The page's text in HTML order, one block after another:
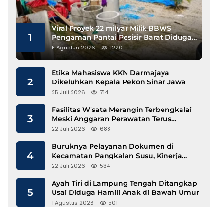
1
Viral Proyek 22 milyar Milik BBWS
Pengaman Pantai Pesisir Barat Diduga
Gunakan Besi Banci
5 Agustus 2026 1220
2
Etika Mahasiswa KKN Darmajaya
Dikeluhkan Kepala Pekon Sinar Jawa
25 Juli 2026 714
3
Fasilitas Wisata Merangin Terbengkalai
Meski Anggaran Perawatan Terus
Mengalir
22 Juli 2026 688
4
Buruknya Pelayanan Dokumen di
Kecamatan Pangkalan Susu, Kinerja
Disdukcapil Langkat Disorot
22 Juli 2026 534
5
Ayah Tiri di Lampung Tengah Ditangkap
Usai Diduga Hamili Anak di Bawah Umur
1 Agustus 2026 501